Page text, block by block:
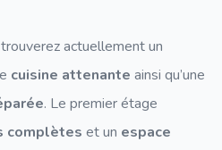
actuellement un
cuisine attenante ainsi qu’une
. Le premier étage
complètes et un espace